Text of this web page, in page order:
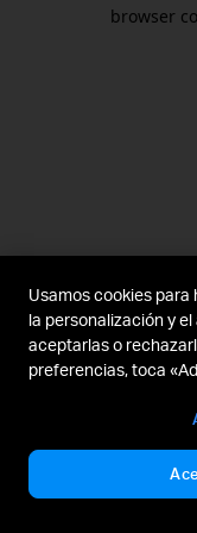
browser
Usamos cookies para
la personalización y el
aceptarlas o
preferencias, toca